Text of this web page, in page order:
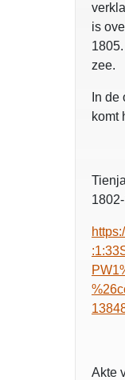
is
zee.
In
komt
Akte